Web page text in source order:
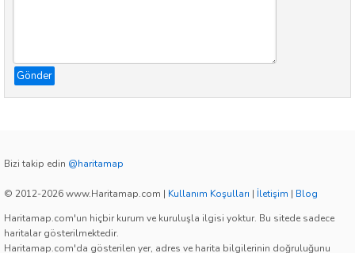
Gönder
Bizi takip edin @haritamap
© 2012-2026 www.Haritamap.com | Kullanım Koşulları | İletişim | Blog
Haritamap.com'un hiçbir kurum ve kuruluşla ilgisi yoktur. Bu sitede sadece
haritalar gösterilmektedir.
Haritamap.com'da gösterilen yer, adres ve harita bilgilerinin doğruluğunu